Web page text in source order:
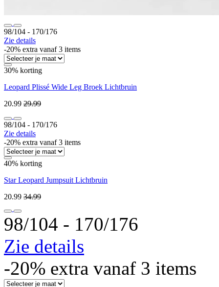
98/104 ‐ 170/176
Zie details
-20% extra vanaf 3 items
30% korting
Leopard Plissé Wide Leg Broek Lichtbruin
20.99 29.99
98/104 ‐ 170/176
Zie details
-20% extra vanaf 3 items
40% korting
Star Leopard Jumpsuit Lichtbruin
20.99 34.99
98/104 ‐ 170/176
Zie details
-20% extra vanaf 3 items